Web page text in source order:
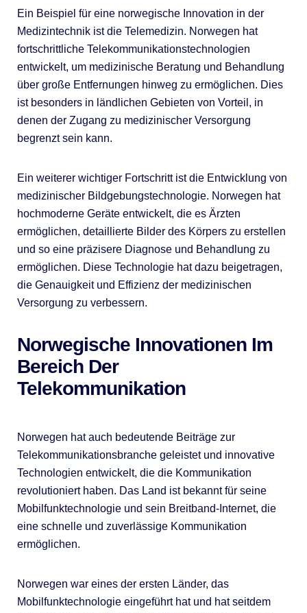
Ein Beispiel für eine norwegische Innovation in der
Medizintechnik ist die Telemedizin. Norwegen hat
fortschrittliche Telekommunikationstechnologien
entwickelt, um medizinische Beratung und Behandlung
über große Entfernungen hinweg zu ermöglichen. Dies
ist besonders in ländlichen Gebieten von Vorteil, in
denen der Zugang zu medizinischer Versorgung
begrenzt sein kann.
Ein weiterer wichtiger Fortschritt ist die Entwicklung von
medizinischer Bildgebungstechnologie. Norwegen hat
hochmoderne Geräte entwickelt, die es Ärzten
ermöglichen, detaillierte Bilder des Körpers zu erstellen
und so eine präzisere Diagnose und Behandlung zu
ermöglichen. Diese Technologie hat dazu beigetragen,
die Genauigkeit und Effizienz der medizinischen
Versorgung zu verbessern.
Norwegische Innovationen Im
Bereich Der
Telekommunikation
Norwegen hat auch bedeutende Beiträge zur
Telekommunikationsbranche geleistet und innovative
Technologien entwickelt, die die Kommunikation
revolutioniert haben. Das Land ist bekannt für seine
Mobilfunktechnologie und sein Breitband-Internet, die
eine schnelle und zuverlässige Kommunikation
ermöglichen.
Norwegen war eines der ersten Länder, das
Mobilfunktechnologie eingeführt hat und hat seitdem